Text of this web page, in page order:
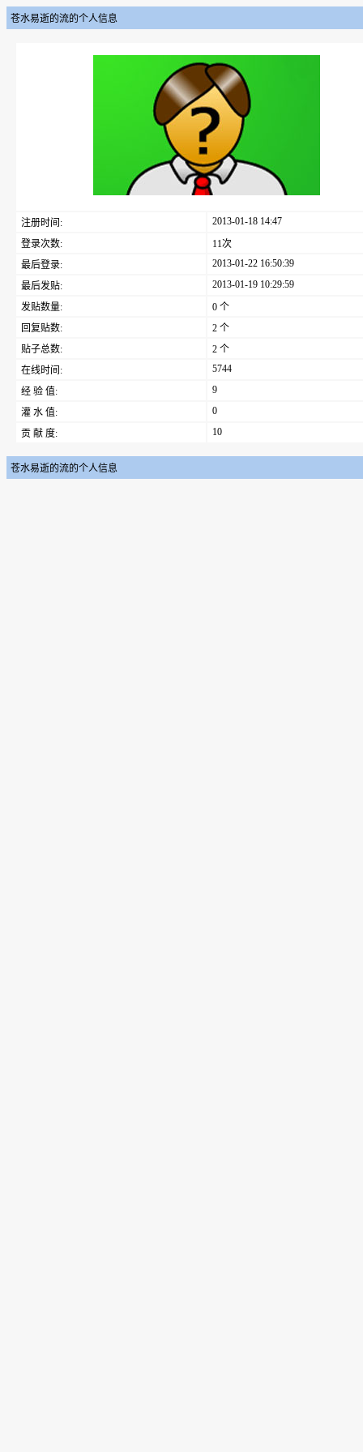
苍水易逝的流的个人信息
注册时间:
2013-01-18 14:47
登录次数:
11次
最后登录:
2013-01-22 16:50:39
最后发贴:
2013-01-19 10:29:59
发贴数量:
0 个
回复贴数:
2 个
贴子总数:
2 个
在线时间:
5744
经 验 值:
9
灌 水 值:
0
贡 献 度:
10
苍水易逝的流的个人信息